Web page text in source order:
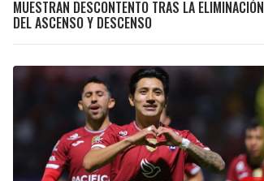
MUESTRAN DESCONTENTO TRAS LA ELIMINACIÓN
DEL ASCENSO Y DESCENSO